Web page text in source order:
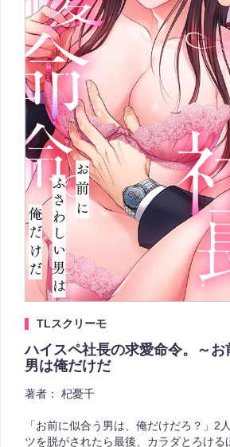
TLスクリーモ
ハイスペ社長の求愛命令。～
男は俺だけだ
著者： 杞憂千
「お前に似合う男は、俺だけだろ？」2
ツを脱がされたら最後、カラダとろける